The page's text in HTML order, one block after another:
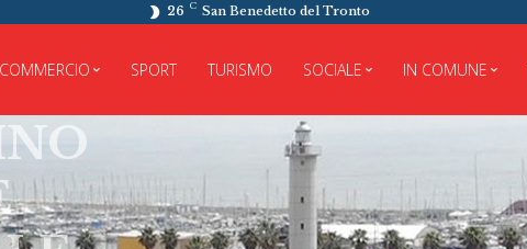
26 C San Benedetto del Tronto
COMMERCIO SPORT TURISMO SOCIALE IN COMUNE